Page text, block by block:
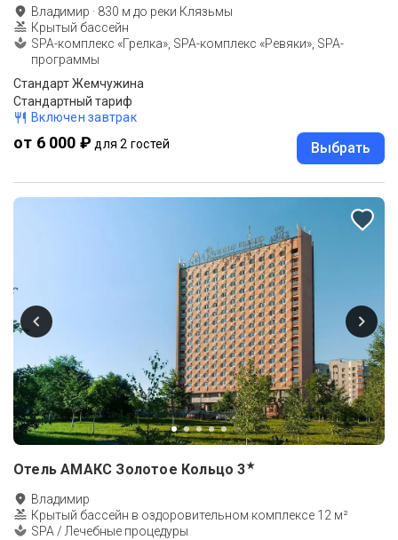
Владимир · 830 м до реки Клязьмы
Крытый бассейн
SPA-комплекс «Грелка», SPA-комплекс «Ревяки», SPA-
программы
Стандарт Жемчужина
Стандартный тариф
Включен завтрак
от 6 000 ₽ для 2 гостей Выбрать
Отель АМАКС Золотое Кольцо 3★
Владимир
Крытый бассейн в оздоровительном комплексе 12 м²
SPA / Лечебные процедуры